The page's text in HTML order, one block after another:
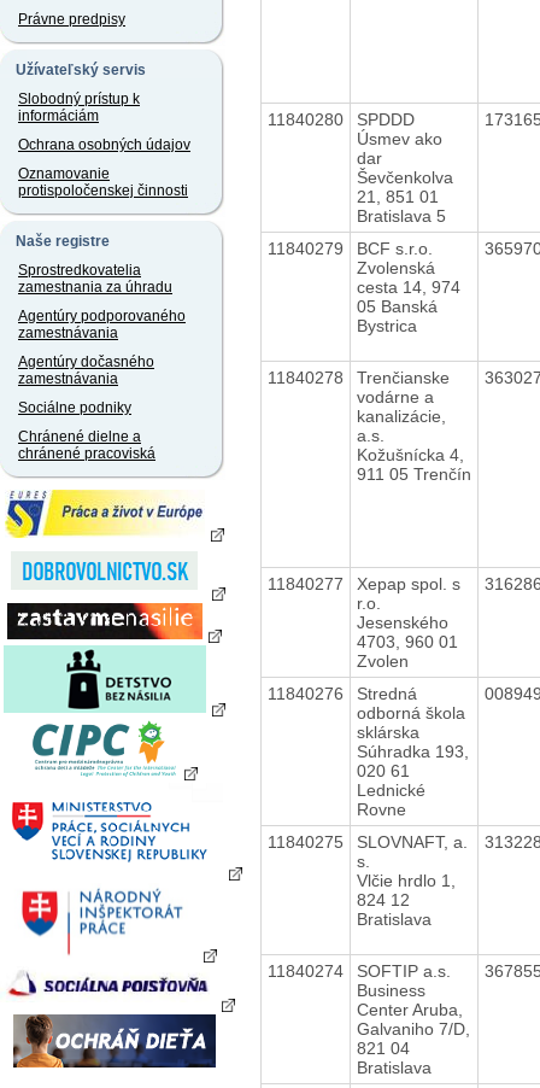
Právne predpisy
Užívateľský servis
Slobodný prístup k
informáciám
Ochrana osobných údajov
Oznamovanie
protispoločenskej činnosti
Naše registre
Sprostredkovatelia
zamestnania za úhradu
Agentúry podporovaného
zamestnávania
Agentúry dočasného
zamestnávania
Sociálne podniky
Chránené dielne a
chránené pracoviská
11840280
SPDDD
Úsmev ako
dar
Ševčenkolva
21, 851 01
Bratislava 5
11840279
BCF s.r.o.
Zvolenská
cesta 14, 974
05 Banská
Bystrica
11840278
Trenčianske
vodárne a
kanalizácie,
a.s.
Kožušnícka 4,
911 05 Trenčín
11840277
Xepap spol. s
r.o.
Jesenského
4703, 960 01
Zvolen
11840276
Stredná
odborná škola
sklárska
Súhradka 193,
020 61
Lednické
Rovne
11840275
SLOVNAFT, a.
s.
Vlčie hrdlo 1,
824 12
Bratislava
11840274
SOFTIP a.s.
Business
Center Aruba,
Galvaniho 7/D,
821 04
Bratislava